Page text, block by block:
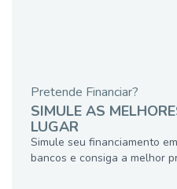
Pretende Financiar?
SIMULE AS
LUGAR
Simule seu financiamento
bancos e consiga a melhor